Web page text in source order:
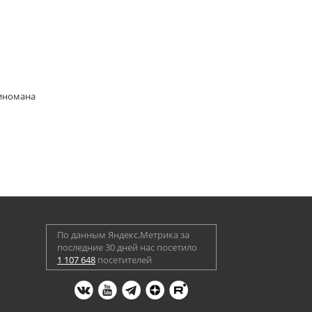
По данным Яндекс.Метрика за
последние 30 дней нас посетило
1 107 648 посетителей